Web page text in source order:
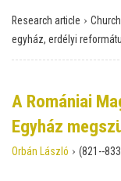
Research article ›
egyház, erdélyi
A Romániai
Egyház
Orbán László › (821--